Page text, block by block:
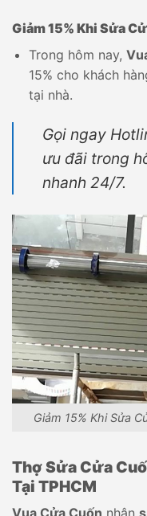
Giảm 15% Khi Sửa
Trong hôm nay,
15% cho khách
tại nhà.
Gọi ngay
ưu đãi trong
nhanh 24/7.
Giảm 15% Khi Sửa
Thợ Sửa Cửa
Tại TPHCM